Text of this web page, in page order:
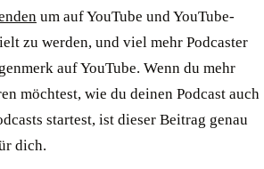
um auf YouTube und YouTube-
zu werden, und viel mehr Podcaster
auf YouTube. Wenn du mehr
möchtest, wie du deinen Podcast auch
startest, ist dieser Beitrag genau
dich.